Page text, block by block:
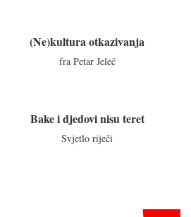
(Ne)kultura otkazivanja
fra Petar Jeleč
Bake i djedovi nisu teret
Svjetlo riječi